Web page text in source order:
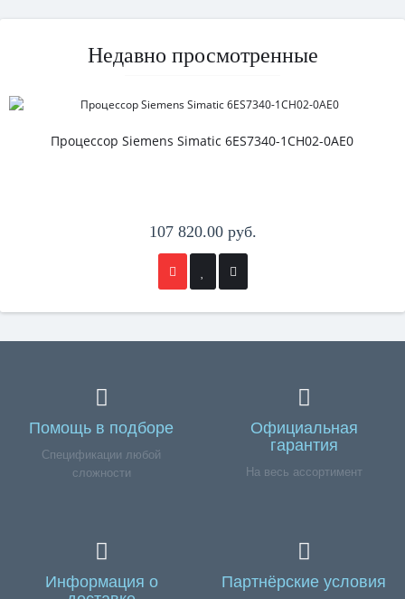
Недавно просмотренные
Процессор Siemens Simatic 6ES7340-1CH02-0AE0
107 820.00 руб.
Помощь в подборе
Спецификации любой
сложности
Официальная
гарантия
На весь ассортимент
Информация о
Партнёрские условия